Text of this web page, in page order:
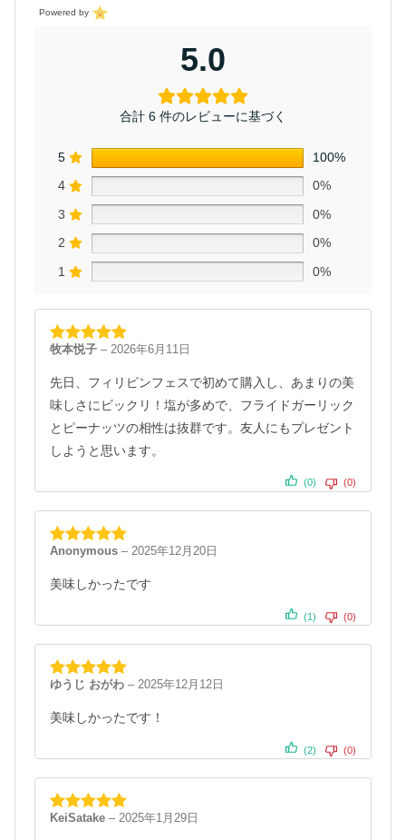
Powered by
5.0
合計 6 件のレビューに基づく
5
100%
4
0%
3
0%
2
0%
1
0%
5段階中 5の
牧本悦子 – 2026年6月11日
先日、フィリピンフェスで初めて購入し、あまりの美
味しさにビックリ！塩が多めで、フライドガーリック
とピーナッツの相性は抜群です。友人にもプレゼント
しようと思います。
(0) (0)
5段階中5の
Anonymous – 2025年12月20日
美味しかったです
(1) (0)
5段階中5の
ゆうじ おがわ – 2025年12月12日
美味しかったです！
(2) (0)
5段階中5 の
KeiSatake – 2025年1月29日